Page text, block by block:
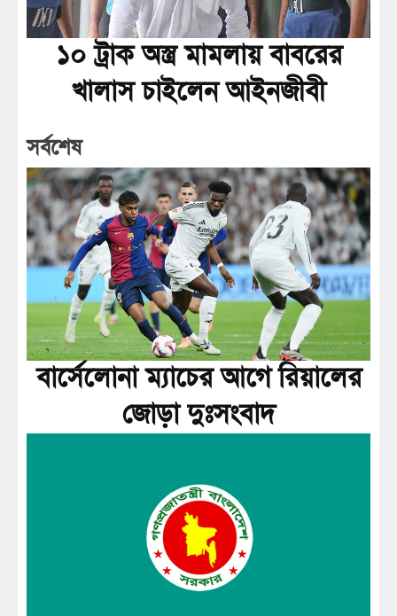
১০ ট্রাক অস্ত্র মামলায় বাবরের
খালাস চাইলেন আইনজীবী
সর্বশেষ
বার্সেলোনা ম্যাচের আগে রিয়ালের
জোড়া দুঃসংবাদ